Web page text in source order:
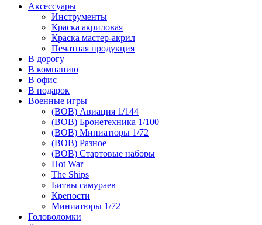
Аксессуары
Инструменты
Краска акриловая
Краска мастер-акрил
Печатная продукция
В дорогу
В компанию
В офис
В подарок
Военные игры
(ВОВ) Авиация 1/144
(ВОВ) Бронетехника 1/100
(ВОВ) Миниатюры 1/72
(ВОВ) Разное
(ВОВ) Стартовые наборы
Hot War
The Ships
Битвы самураев
Крепости
Миниатюры 1/72
Головоломки